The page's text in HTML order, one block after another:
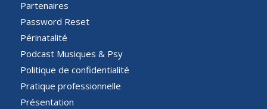
Partenaires
Password Reset
Périnatalité
Podcast Musiques & Psy
Politique de confidentialité
Pratique professionnelle
Présentation